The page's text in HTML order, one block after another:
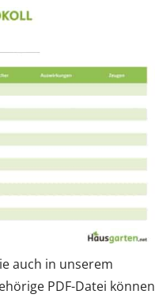
auch in unserem
PDF-Datei können